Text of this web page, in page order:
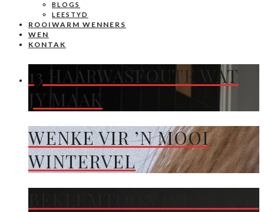
BLOGS
LEESTYD
ROOIWARM WENNERS
WEN
KONTAK
13 HAARWASFOUTE WAT
JY MAAK
WENKE VIR ’N MOOI
WINTERVEL